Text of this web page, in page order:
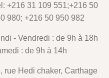
+216 31 109 551;+216 50
980; +216 50 950 982
- Vendredi : de 9h à 18h
: de 9h à 14h
rue Hedi chaker, Carthage